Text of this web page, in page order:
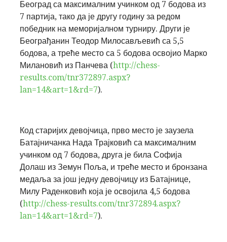
Београд са максималним учинком од 7 бодова из
7 партија, тако да је другу годину за редом
победник на меморијалном турниру. Други је
Београђанин Теодор Милосављевић са 5,5
бодова, а треће место са 5 бодова освојио Марко
Милановић из Панчева (http://chess-
results.com/tnr372897.aspx?
lan=14&art=1&rd=7).
Код старијих девојчица, прво место је заузела
Батајничанка Нада Трајковић са максималним
учинком од 7 бодова, друга је била Софија
Долаш из Земун Поља, и треће место и бронзана
медаља за још једну девојчицу из Батајнице,
Милу Раденковић која је освојила 4,5 бодова
(http://chess-results.com/tnr372894.aspx?
lan=14&art=1&rd=7).